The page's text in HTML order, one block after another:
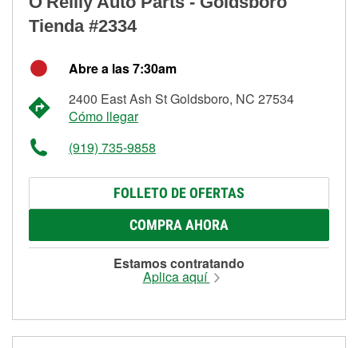
Tienda #2334
Abre a las 7:30am
2400 East Ash St Goldsboro, NC 27534
Cómo llegar
(919) 735-9858
FOLLETO DE OFERTAS
COMPRA AHORA
Estamos contratando
Aplica aquí